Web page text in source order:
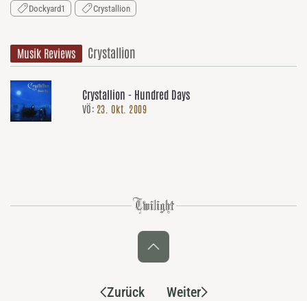
Dockyard1 Crystallion
Musik Reviews Crystallion
Crystallion - Hundred Days
VÖ: 23. Okt. 2009
Zurück Weiter